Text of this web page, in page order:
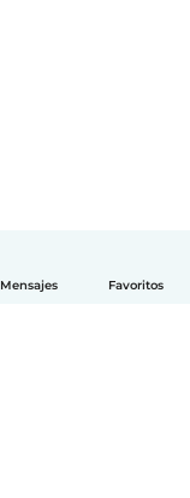
Mensajes Favoritos